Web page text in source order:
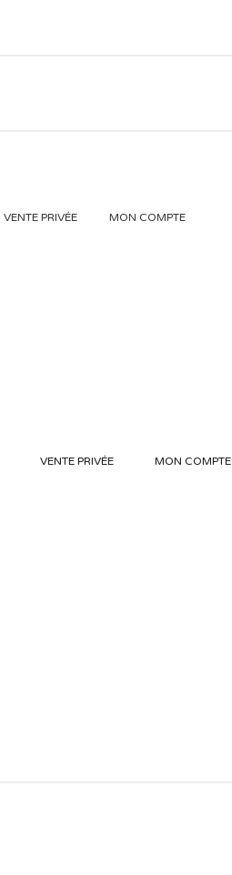
VENTE PRIVÉE MON COMPTE
VENTE PRIVÉE MON COMPTE